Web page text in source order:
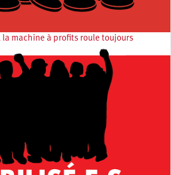
la machine à profits roule toujours